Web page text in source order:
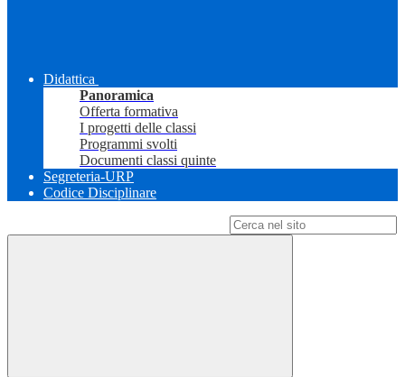
Didattica
Panoramica
Offerta formativa
I progetti delle classi
Programmi svolti
Documenti classi quinte
Segreteria-URP
Codice Disciplinare